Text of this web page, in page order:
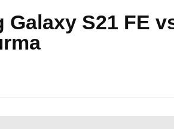
Galaxy S21 FE